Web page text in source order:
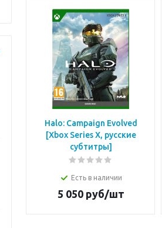
Halo: Campaign Evolved
[Xbox Series X, русские
субтитры]
Есть в наличии
5 050руб/шт